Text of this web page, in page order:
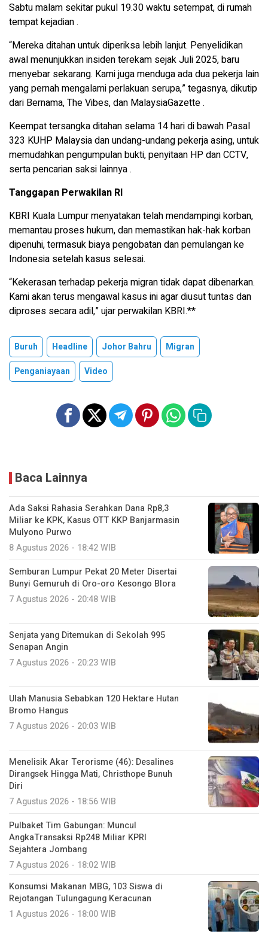
Sabtu malam sekitar pukul 19.30 waktu setempat, di rumah
tempat kejadian .
“Mereka ditahan untuk diperiksa lebih lanjut. Penyelidikan
awal menunjukkan insiden terekam sejak Juli 2025, baru
menyebar sekarang. Kami juga menduga ada dua pekerja lain
yang pernah mengalami perlakuan serupa,” tegasnya, dikutip
dari Bernama, The Vibes, dan MalaysiaGazette .
Keempat tersangka ditahan selama 14 hari di bawah Pasal
323 KUHP Malaysia dan undang-undang pekerja asing, untuk
memudahkan pengumpulan bukti, penyitaan HP dan CCTV,
serta pencarian saksi lainnya .
Tanggapan Perwakilan RI
KBRI Kuala Lumpur menyatakan telah mendampingi korban,
memantau proses hukum, dan memastikan hak-hak korban
dipenuhi, termasuk biaya pengobatan dan pemulangan ke
Indonesia setelah kasus selesai.
“Kekerasan terhadap pekerja migran tidak dapat dibenarkan.
Kami akan terus mengawal kasus ini agar diusut tuntas dan
diproses secara adil,” ujar perwakilan KBRI.**
Buruh Headline Johor Bahru
Migran
Penganiayaan
Video
Baca Lainnya
Ada Saksi Rahasia Serahkan Dana Rp8,3
Miliar ke KPK, Kasus OTT KKP Banjarmasin
Mulyono Purwo
8 Agustus 2026 - 18:42 WIB
Semburan Lumpur Pekat 20 Meter Disertai
Bunyi Gemuruh di Oro-oro Kesongo Blora
7 Agustus 2026 - 20:48 WIB
Senjata yang Ditemukan di Sekolah 995
Senapan Angin
7 Agustus 2026 - 20:23 WIB
Ulah Manusia Sebabkan 120 Hektare Hutan
Bromo Hangus
7 Agustus 2026 - 20:03 WIB
Menelisik Akar Terorisme (46): Desalines
Dirangsek Hingga Mati, Christhope Bunuh
Diri
7 Agustus 2026 - 18:56 WIB
Pulbaket Tim Gabungan: Muncul
AngkaTransaksi Rp248 Miliar KPRI
Sejahtera Jombang
7 Agustus 2026 - 18:02 WIB
Konsumsi Makanan MBG, 103 Siswa di
Rejotangan Tulungagung Keracunan
1 Agustus 2026 - 18:00 WIB